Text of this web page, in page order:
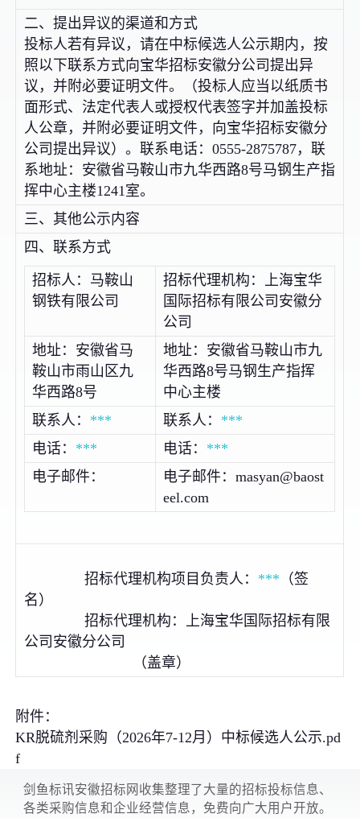
二、提出异议的渠道和方式
投标人若有异议，请在中标候选人公示期内，按
照以下联系方式向宝华招标安徽分公司提出异
议，并附必要证明文件。（投标人应当以纸质书
面形式、法定代表人或授权代表签字并加盖投标
人公章，并附必要证明文件，向宝华招标安徽分
公司提出异议）。联系电话：0555-2875787，联
系地址：安徽省马鞍山市九华西路8号马钢生产指
挥中心主楼1241室。
三、其他公示内容
四、联系方式
招标人：马鞍山
钢铁有限公司
招标代理机构：上海宝华
国际招标有限公司安徽分
公司
地址：安徽省马
鞍山市雨山区九
华西路8号
地址：安徽省马鞍山市九
华西路8号马钢生产指挥
中心主楼
联系人： *** 联系人： ***
电话： *** 电话： ***
电子邮件：
电子邮件：masyan@baost
eel.com
招标代理机构项目负责人： *** （签
名）
招标代理机构：上海宝华国际招标有限
公司安徽分公司
（盖章）
附件：
KR脱硫剂采购（2026年7-12月）中标候选人公示.pd
f
剑鱼标讯安徽招标网收集整理了大量的招标投标信息、
各类采购信息和企业经营信息，免费向广大用户开放。